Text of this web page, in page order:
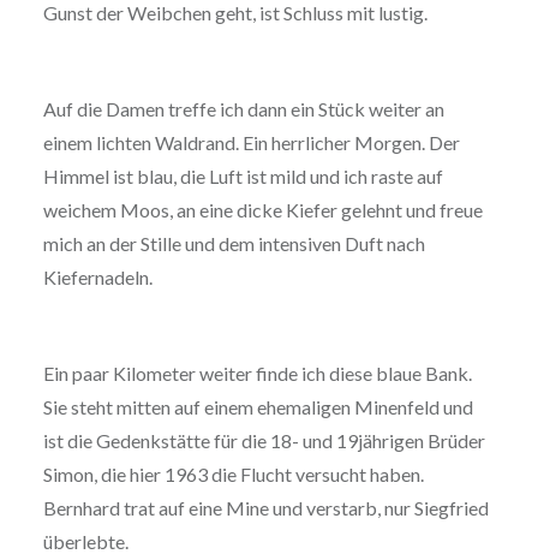
Gunst der Weibchen geht, ist Schluss mit lustig.
Auf die Damen treffe ich dann ein Stück weiter an
einem lichten Waldrand. Ein herrlicher Morgen. Der
Himmel ist blau, die Luft ist mild und ich raste auf
weichem Moos, an eine dicke Kiefer gelehnt und freue
mich an der Stille und dem intensiven Duft nach
Kiefernadeln.
Ein paar Kilometer weiter finde ich diese blaue Bank.
Sie steht mitten auf einem ehemaligen Minenfeld und
ist die Gedenkstätte für die 18- und 19jährigen Brüder
Simon, die hier 1963 die Flucht versucht haben.
Bernhard trat auf eine Mine und verstarb, nur Siegfried
überlebte.